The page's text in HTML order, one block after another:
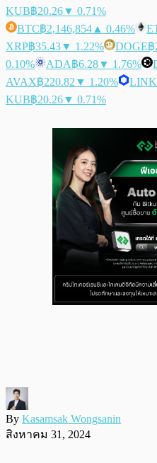
KUB฿20.26▼ 0.71%
BTC฿2,146,854 ▲ 0.46%
XRP฿35.43▼ 1.22% DOGE฿
0.10%
ADA฿6.28▼ 1.76%
AVAX฿220.82 ▼ 1.20% LINK
KUB฿20.26▼ 0.71%
By Kasamsak Wongsanin
สิงหาคม 31, 2024